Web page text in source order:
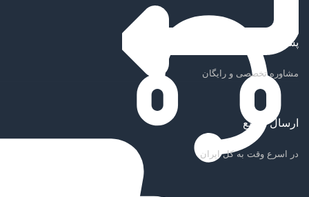
پشتیبانی سریع
مشاوره تخصصی و رایگان
ارسال سریع
در اسرع وقت به کل ایران